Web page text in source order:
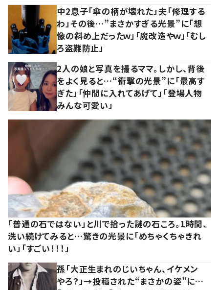
中2息子「傘の柄が壊れた」夫「修理する
わ」その後…”まさかすぎる光景”に「想
像の斜め上だったｗ」「魔改造やｗ」「むし
ろ盗難防止」
2人の娘と写真を撮るママ。しかし、背後
をよく見ると…“衝撃の光景”に「最高す
ぎた」「仲間に入れてあげて」「登場人物
みんな可愛い」
「普通の石ではない」と川で拾った謎の石ころ。1時間、
洗い続けてみると…驚きの光景に「めちゃくちゃきれ
い」「すごい！！！」
孫「大正生まれのじいちゃん、イケメン
やろ？」→投稿された“まさかの姿”に…